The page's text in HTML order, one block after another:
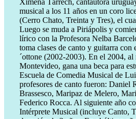
musical a los 11 años en un coro
(Cerro Chato, Treinta y Tres), el
Luego se muda a Piriápolis y
lírico con la Profesora Nelba
toma clases de canto y guitarra con
´ottone (2002-2003). En el 2004, al
Montevideo, gana una beca para
Escuela de Comedia Musical de
profesores de canto fueron: Daniel
Brassesco, Maripaz de Melero,
Federico Rocca. Al siguiente año
Intérprete Musical (incluye Canto,